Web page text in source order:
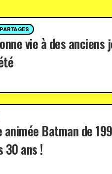
vie à des anciens
animée Batman de
30 ans !